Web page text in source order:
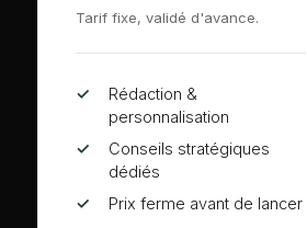
Tarif fixe, validé d'avance.
✓ Rédaction &
personnalisation
✓
Conseils stratégiques
dédiés
✓
Prix ferme avant de lancer